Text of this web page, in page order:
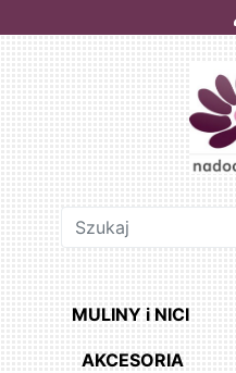
MULINY i NICI
AKCESORIA